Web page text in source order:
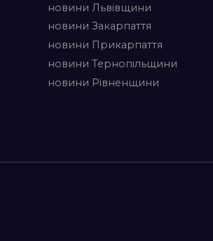
новини Львівщини
новини Закарпаття
новини Прикарпаття
новини Тернопільщини
новини Рівненщини